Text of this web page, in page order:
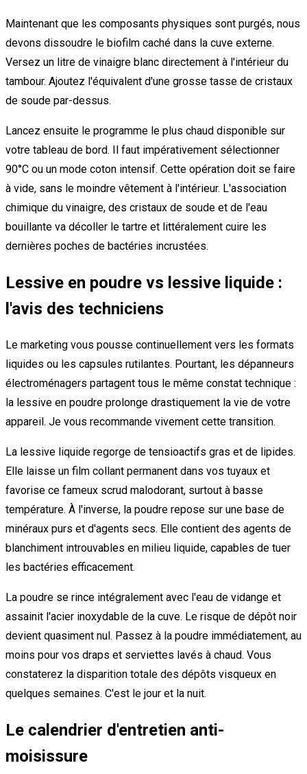
Maintenant que les composants physiques sont purgés, nous
devons dissoudre le biofilm caché dans la cuve externe.
Versez un litre de vinaigre blanc directement à l'intérieur du
tambour. Ajoutez l'équivalent d'une grosse tasse de cristaux
de soude par-dessus.
Lancez ensuite le programme le plus chaud disponible sur
votre tableau de bord. Il faut impérativement sélectionner
90°C ou un mode coton intensif. Cette opération doit se faire
à vide, sans le moindre vêtement à l'intérieur. L'association
chimique du vinaigre, des cristaux de soude et de l'eau
bouillante va décoller le tartre et littéralement cuire les
dernières poches de bactéries incrustées.
Lessive en poudre vs lessive liquide :
l'avis des techniciens
Le marketing vous pousse continuellement vers les formats
liquides ou les capsules rutilantes. Pourtant, les dépanneurs
électroménagers partagent tous le même constat technique :
la lessive en poudre prolonge drastiquement la vie de votre
appareil. Je vous recommande vivement cette transition.
La lessive liquide regorge de tensioactifs gras et de lipides.
Elle laisse un film collant permanent dans vos tuyaux et
favorise ce fameux scrud malodorant, surtout à basse
température. À l'inverse, la poudre repose sur une base de
minéraux purs et d'agents secs. Elle contient des agents de
blanchiment introuvables en milieu liquide, capables de tuer
les bactéries efficacement.
La poudre se rince intégralement avec l'eau de vidange et
assainit l'acier inoxydable de la cuve. Le risque de dépôt noir
devient quasiment nul. Passez à la poudre immédiatement, au
moins pour vos draps et serviettes lavés à chaud. Vous
constaterez la disparition totale des dépôts visqueux en
quelques semaines. C'est le jour et la nuit.
Le calendrier d'entretien anti-
moisissure